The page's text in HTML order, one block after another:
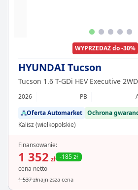
WYPRZEDAŻ do -30%
HYUNDAI Tucson
Tucson 1.6 T-GDi HEV Executive
2026 PB
Oferta Automarket Ochrona
Kalisz (wielkopolskie)
Finansowanie:
1 352 zł -185 zł
cena netto
1 537 złnajniższa cena